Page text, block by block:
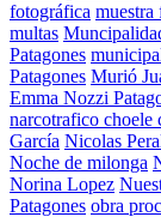
fotográfica muestra
multas
Patagones
Patagones Murió
Emma Nozzi
narcotrafico choele
García Nicolas
Noche de milonga
Norina Lopez
Patagones obra